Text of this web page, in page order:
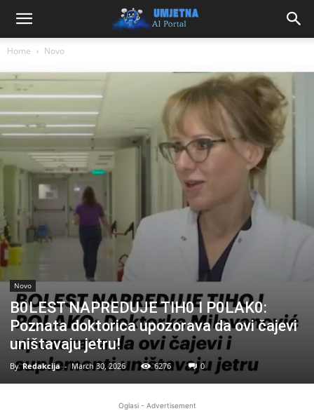
Home Novo
Novo
B0LEST NAPREDUJE TIH0 I P0LAK0:
Poznata doktorica upozorava da ovi čajevi
uništavaju jetru!
By Redakcija - March 30, 2026 6276 0
Oglasi - Advertisement